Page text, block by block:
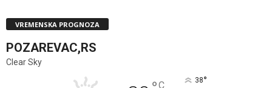
VREMENSKA PROGNOZA
POZAREVAC,RS
Clear Sky
C 38°